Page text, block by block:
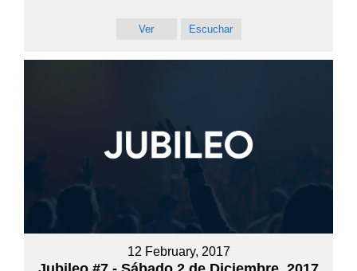
Ver Escuchar
12 February, 2017